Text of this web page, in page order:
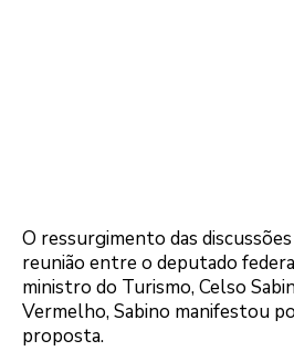
O ressurgimento das
reunião entre o deputado
ministro do Turismo, Celso
Vermelho, Sabino manifestou
proposta.